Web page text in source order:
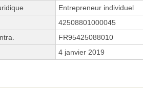
Entrepreneur individuel
42508801000045
FR95425088010
4 janvier 2019